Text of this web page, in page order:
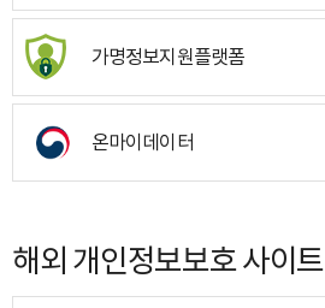
가명정보지원플랫폼
온마이데이터
해외 개인정보보호 사이트